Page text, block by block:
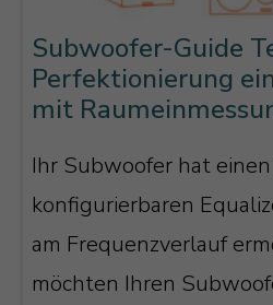
Subwoofer-Guide
Perfektionierung
mit
Ihr Subwoofer hat
konfigurierbaren
am Frequenzverlauf
möchten Ihren